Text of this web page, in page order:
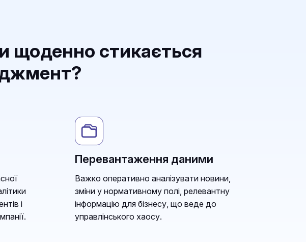
щоденно стикається
і
Перевантаження даними
Важко оперативно аналізувати новини,
зміни у нормативному полі, релевантну
інформацію для бізнесу, що веде до
управлінського хаосу.